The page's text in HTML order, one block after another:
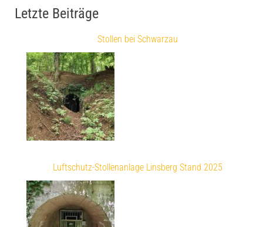
Letzte Beiträge
Stollen bei Schwarzau
Luftschutz-Stollenanlage Linsberg Stand 2025